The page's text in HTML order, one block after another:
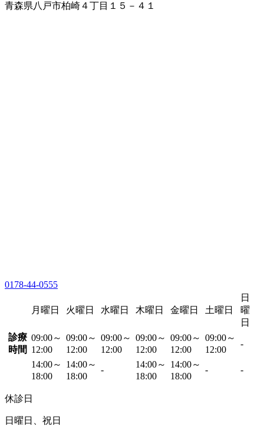
青森県八戸市柏崎４丁目１５－４１
0178-44-0555
月曜日 火曜日 水曜日 木曜日 金曜日 土曜日
日
曜
日
診療
時間
09:00～
12:00
09:00～
12:00
09:00～
12:00
09:00～
12:00
09:00～
12:00
09:00～
12:00
-
14:00～
18:00
14:00～
18:00
-
14:00～
18:00
14:00～
18:00
- -
休診日
日曜日、祝日